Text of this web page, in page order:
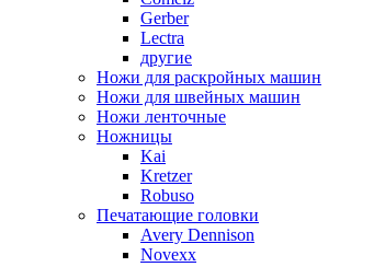
Gerber
Lectra
другие
Ножи для раскройных машин
Ножи для швейных машин
Ножи ленточные
Ножницы
Kai
Kretzer
Robuso
Печатающие головки
Avery Dennison
Novexx